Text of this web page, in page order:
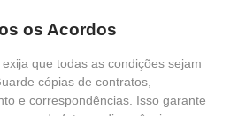
os Acordos
que todas as condições sejam
cópias de contratos,
e correspondências. Isso garante